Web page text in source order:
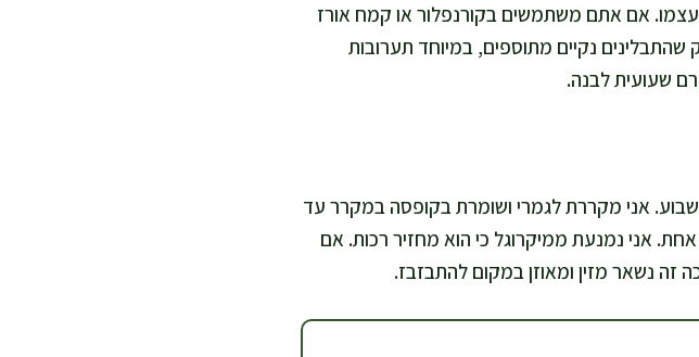
עצמו. אם אתם משתמשים בקורנפלור או קמח אורז
נקיים מתוספים, במיוחד תערובות
שעועית לבנה.
אני מקררת לגמרי ושומרת בקופסה במקרר עד
ב-220 מעלות ל-8–12 דקות בשכבה אחת. אני נמנעת ממיקרוגל כי הוא מחזיר רכות. אם
זה נשאר מזין ומאוזן במקום להתבזבז.